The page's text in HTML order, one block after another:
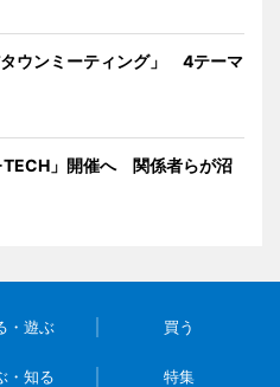
ウンミーティング」 4テーマ
TECH」開催へ 関係者らが沼
・遊ぶ 買う
・知る 特集